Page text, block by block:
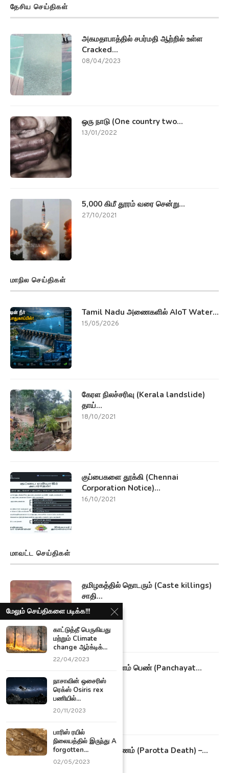
தேசிய செய்திகள்
அகமதாபாத்தில் சபர்மதி ஆற்றில் உள்ள
Cracked...
08/04/2023
ஒரு நாடு (One country two...
13/01/2022
5,000 கிமீ தூரம் வரை சென்று...
27/10/2021
மாநில செய்திகள்
Tamil Nadu அணைகளில் AIoT Water...
15/05/2026
கேரள நிலச்சரிவு (Kerala landslide)
தாய்...
18/10/2021
குப்பைகளை தூக்கி (Chennai
Corporation Notice)...
16/10/2021
மாவட்ட செய்திகள்
தமிழகத்தில் தொடரும் (Caste killings)
சாதி...
09/11/2021
22 வயது இளம் பெண் (Panchayat...
20/10/2021
பரோட்டா மரணம் (Parotta Death) –...
18/10/2021
மேலும் செய்திகளை படிக்க!!!
காட்டுத்தீ பெருகியது
மற்றும் Climate
change ஆர்க்டிக்...
22/04/2023
நாசாவின் ஒசைரிஸ்
ரெக்ஸ் Osiris rex
பணியில்...
20/11/2023
பாரிஸ் ரயில்
நிலையத்தில் இருந்து A
forgotten...
02/05/2023